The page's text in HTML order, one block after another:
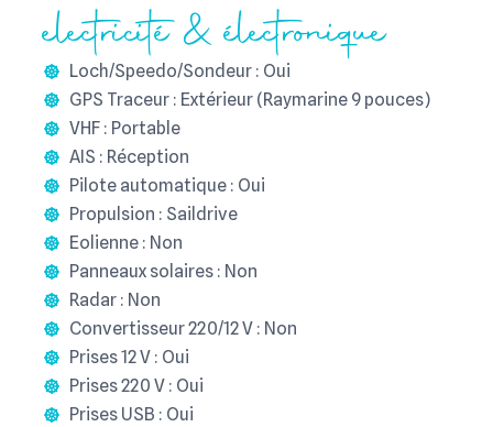
electricité & électronique
Loch/Speedo/Sondeur : Oui
GPS Traceur : Extérieur (Raymarine 9 pouces)
VHF : Portable
AIS : Réception
Pilote automatique : Oui
Propulsion : Saildrive
Eolienne : Non
Panneaux solaires : Non
Radar : Non
Convertisseur 220/12 V : Non
Prises 12 V : Oui
Prises 220 V : Oui
Prises USB : Oui